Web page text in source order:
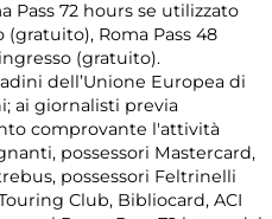
Pass 72 hours se utilizzato
Roma Pass 48
(gratuito).
dell’Unione Europea di
ai giornalisti previa
comprovante l'attività
possessori Mastercard,
possessori Feltrinelli
Club, Bibliocard, ACI